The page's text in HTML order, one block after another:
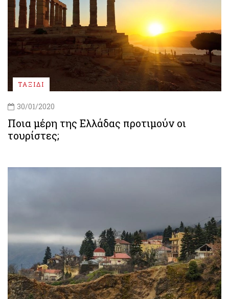
ΤΑΞΙΔΙ
30/01/2020
Ποια μέρη της Ελλάδας προτιμούν οι
τουρίστες;